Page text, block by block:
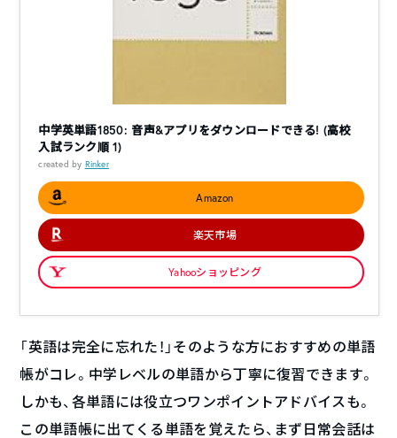
中学英単語1850: 音声&アプリをダウンロードできる! (高校
入試ランク順 1)
created by Rinker
Amazon
楽天市場
Yahooショッピング
「英語は完全に忘れた！」そのような方におすすめの単語
帳がコレ。中学レベルの単語から丁寧に復習できます。
しかも、各単語には役立つワンポイントアドバイスも。
この単語帳に出てくる単語を覚えたら、まず日常会話は